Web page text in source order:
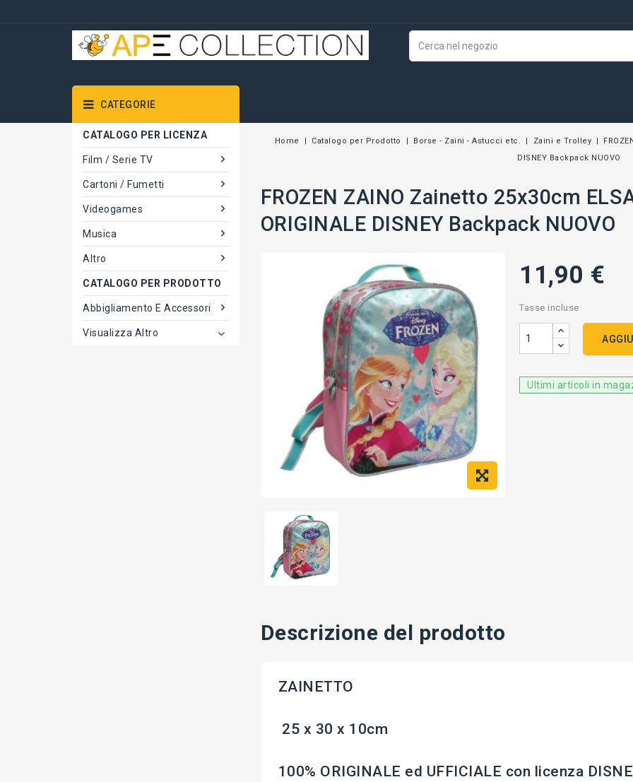
CATEGORIE
CATALOGO PER LICENZA
Film / Serie TV
Cartoni / Fumetti
Videogames
Musica
Altro
CATALOGO PER PRODOTTO
Abbigliamento E Accessori
Visualizza Altro
Home Catalogo per Prodotto Borse - Zaini - Astucci etc. Zaini e Trolley
DISNEY Backpack NUOVO
FROZEN ZAINO Zainetto 25x30cm
ORIGINALE DISNEY Backpack NUOVO
11,90 €
Tasse incluse
Ultimi articoli in
Descrizione del prodotto
ZAINETTO
25 x 30 x 10cm
100% ORIGINALE ed UFFICIALE con licenza